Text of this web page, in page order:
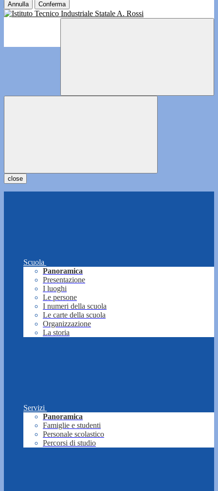
Annulla Conferma
close
Scuola
Panoramica
Presentazione
I luoghi
Le persone
I numeri della scuola
Le carte della scuola
Organizzazione
La storia
Servizi
Panoramica
Famiglie e studenti
Personale scolastico
Percorsi di studio